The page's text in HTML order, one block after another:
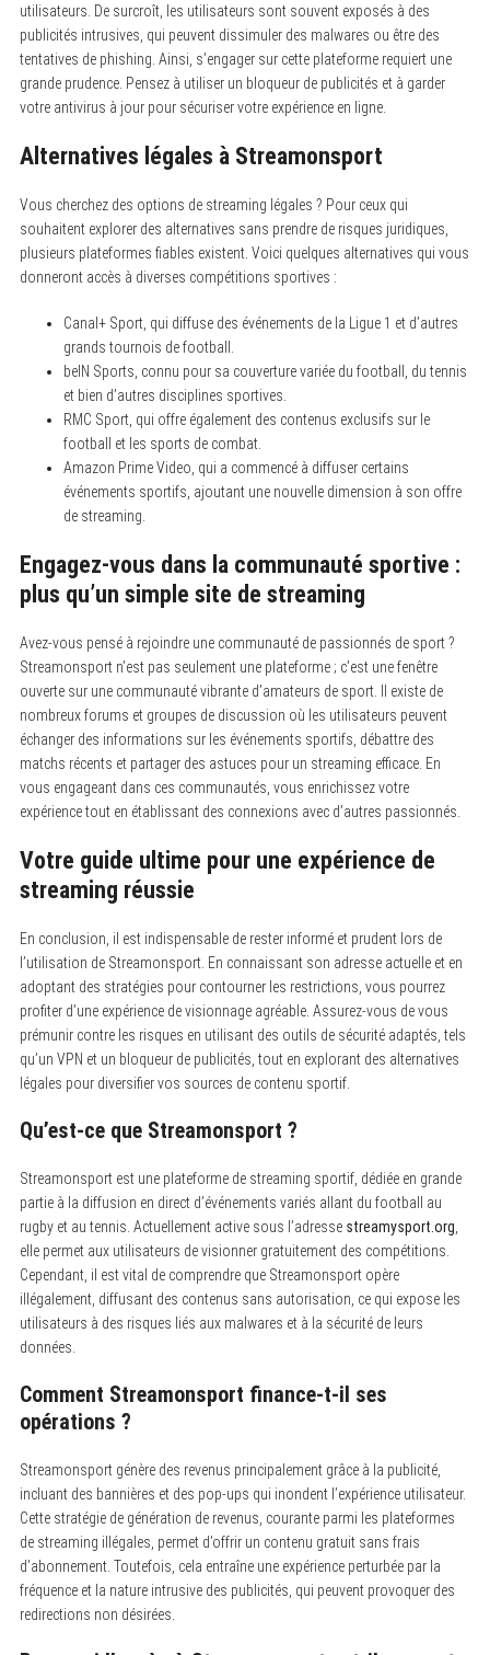
utilisateurs. De surcroît, les utilisateurs sont souvent exposés à des
publicités intrusives, qui peuvent dissimuler des malwares ou être des
tentatives de phishing. Ainsi, s’engager sur cette plateforme requiert une
grande prudence. Pensez à utiliser un bloqueur de publicités et à garder
votre antivirus à jour pour sécuriser votre expérience en ligne.
Alternatives légales à Streamonsport
Vous cherchez des options de streaming légales ? Pour ceux qui
souhaitent explorer des alternatives sans prendre de risques juridiques,
plusieurs plateformes fiables existent. Voici quelques alternatives qui vous
donneront accès à diverses compétitions sportives :
Canal+ Sport, qui diffuse des événements de la Ligue 1 et d’autres
grands tournois de football.
beIN Sports, connu pour sa couverture variée du football, du tennis
et bien d’autres disciplines sportives.
RMC Sport, qui offre également des contenus exclusifs sur le
football et les sports de combat.
Amazon Prime Video, qui a commencé à diffuser certains
événements sportifs, ajoutant une nouvelle dimension à son offre
de streaming.
Engagez-vous dans la communauté sportive :
plus qu’un simple site de streaming
Avez-vous pensé à rejoindre une communauté de passionnés de sport ?
Streamonsport n’est pas seulement une plateforme ; c’est une fenêtre
ouverte sur une communauté vibrante d’amateurs de sport. Il existe de
nombreux forums et groupes de discussion où les utilisateurs peuvent
échanger des informations sur les événements sportifs, débattre des
matchs récents et partager des astuces pour un streaming efficace. En
vous engageant dans ces communautés, vous enrichissez votre
expérience tout en établissant des connexions avec d’autres passionnés.
Votre guide ultime pour une expérience de
streaming réussie
En conclusion, il est indispensable de rester informé et prudent lors de
l’utilisation de Streamonsport. En connaissant son adresse actuelle et en
adoptant des stratégies pour contourner les restrictions, vous pourrez
profiter d’une expérience de visionnage agréable. Assurez-vous de vous
prémunir contre les risques en utilisant des outils de sécurité adaptés, tels
qu’un VPN et un bloqueur de publicités, tout en explorant des alternatives
légales pour diversifier vos sources de contenu sportif.
Qu’est-ce que Streamonsport ?
Streamonsport est une plateforme de streaming sportif, dédiée en grande
partie à la diffusion en direct d’événements variés allant du football au
rugby et au tennis. Actuellement active sous l’adresse streamysport.org
elle permet aux utilisateurs de visionner gratuitement des compétitions.
Cependant, il est vital de comprendre que Streamonsport opère
illégalement, diffusant des contenus sans autorisation, ce qui expose les
utilisateurs à des risques liés aux malwares et à la sécurité de leurs
données.
Comment Streamonsport finance-t-il ses
opérations ?
Streamonsport génère des revenus principalement grâce à la publicité,
incluant des bannières et des pop-ups qui inondent l’expérience utilisateur.
Cette stratégie de génération de revenus, courante parmi les plateformes
de streaming illégales, permet d’offrir un contenu gratuit sans frais
d’abonnement. Toutefois, cela entraîne une expérience perturbée par la
fréquence et la nature intrusive des publicités, qui peuvent provoquer des
redirections non désirées.